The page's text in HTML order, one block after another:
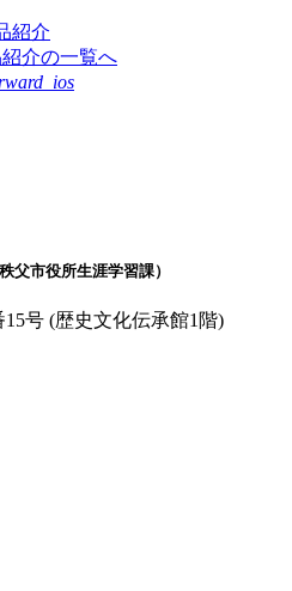
紹介
介の一覧へ
父市役所生涯学習課）
15号 (歴史文化伝承館1階)